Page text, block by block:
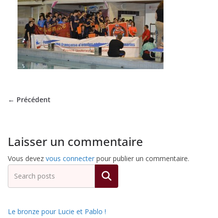
de
Hockey
de
Pessac
← Précédent
Laisser un commentaire
Vous devez vous connecter pour publier un commentaire.
Rechercher
Le bronze pour Lucie et Pablo !